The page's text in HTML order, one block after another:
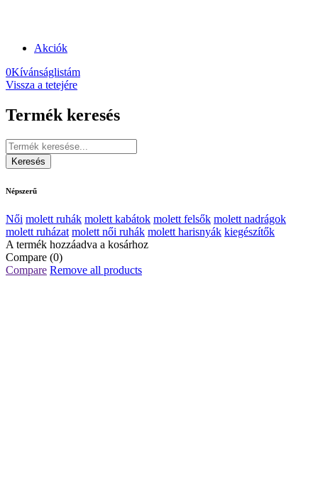
Akciók
0Kívánságlistám
Vissza a tetejére
Termék keresés
Népszerű
Női molett ruhák molett kabátok molett felsők molett nadrágok
molett ruházat molett női ruhák molett harisnyák kiegészítők
A termék hozzáadva a kosárhoz
Compare (0)
Compare Remove all products